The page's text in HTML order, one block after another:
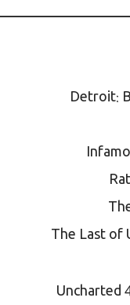
Detroit:
The Last of
Uncharted